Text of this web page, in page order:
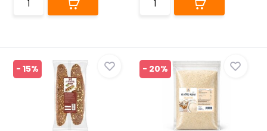
- 15% - 20%